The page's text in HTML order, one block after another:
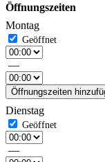
Öffnungszeiten
Montag
—
Öffnungszeiten
Dienstag
—